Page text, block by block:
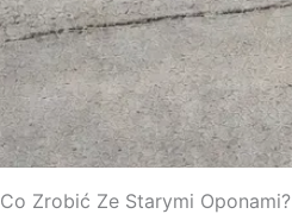
Co Zrobić Ze Starymi Oponami?